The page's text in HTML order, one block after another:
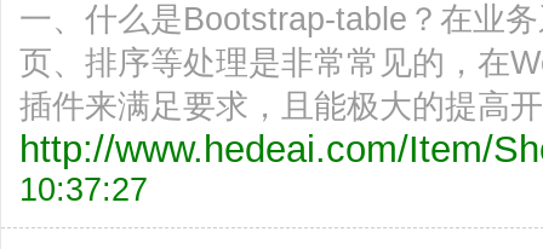
一、什么是Bootstrap-table？在业
页、排序等处理是非常常见的，在
插件来满足要求，且能极大的提高
http://www.hedeai.com/Item/
10:37:27